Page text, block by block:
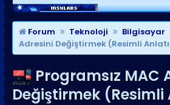
SON MESAJLAR
KISAYOLLAR
Forum Teknoloji Bilgisayar
Adresini Değiştirmek (Resimli
Programsız MAC
Değiştirmek (Resimli